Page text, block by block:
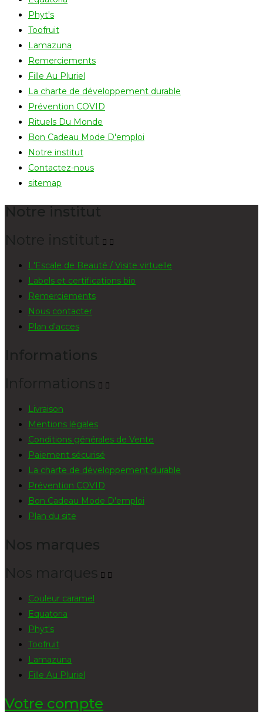
Phyt's
Toofruit
Lamazuna
Remerciements
Fille Au Pluriel
La charte de développement durable
Prévention COVID
Rituels Du Monde
Bon Cadeau Mode D'emploi
Notre institut
Contactez-nous
sitemap
Notre institut
Notre institut  
L'Escale de Beauté / Visite virtuelle
Labels et certifications bio
Remerciements
Nous contacter
Plan d'acces
Informations
Informations  
Livraison
Mentions légales
Conditions générales de Vente
Paiement sécurisé
La charte de développement durable
Prévention COVID
Bon Cadeau Mode D'emploi
Plan du site
Nos marques
Nos marques  
Couleur caramel
Equatoria
Phyt's
Toofruit
Lamazuna
Fille Au Pluriel
Votre compte